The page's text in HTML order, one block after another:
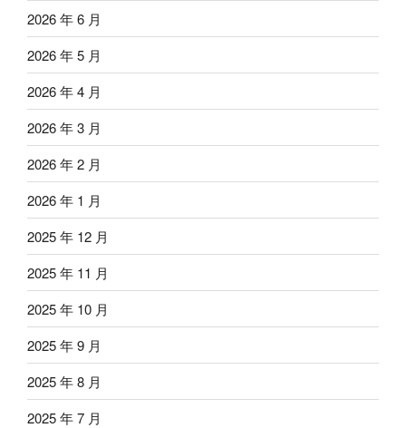
2026 年 6 月
2026 年 5 月
2026 年 4 月
2026 年 3 月
2026 年 2 月
2026 年 1 月
2025 年 12 月
2025 年 11 月
2025 年 10 月
2025 年 9 月
2025 年 8 月
2025 年 7 月